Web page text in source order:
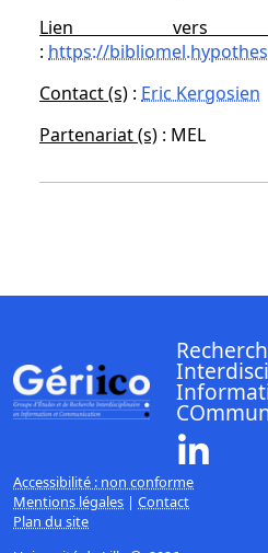
Lien
: https://
Contact (s) : Eric Kergosien
Partenariat (s) : MEL
Accessibilité : non conforme
Mentions légales | Contact
Plan du site